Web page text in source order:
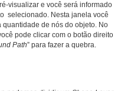
visualizar e você será informado
selecionado. Nesta janela você
de nós do objeto. No
pode clicar com o botão direito
Path” para fazer a quebra.